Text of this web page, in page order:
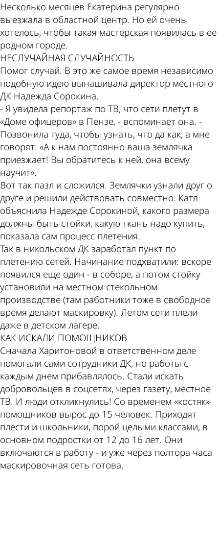
Несколько месяцев Екатерина регулярно
выезжала в областной центр. Но ей очень
хотелось, чтобы такая мастерская появилась в ее
родном городе.
НЕСЛУЧАЙНАЯ СЛУЧАЙНОСТЬ
Помог случай. В это же самое время независимо
подобную идею вынашивала директор местного
ДК Надежда Сорокина.
- Я увидела репортаж по ТВ, что сети плетут в
«Доме офицеров» в Пензе, - вспоминает она. -
Позвонила туда, чтобы узнать, что да как, а мне
говорят: «А к нам постоянно ваша землячка
приезжает! Вы обратитесь к ней, она всему
научит».
Вот так пазл и сложился. Землячки узнали друг о
друге и решили действовать совместно. Катя
объяснила Надежде Сорокиной, какого размера
должны быть стойки, какую ткань надо купить,
показала сам процесс плетения.
Так в никольском ДК заработал пункт по
плетению сетей. Начинание подхватили: вскоре
появился еще один - в соборе, а потом стойку
установили на местном стекольном
производстве (там работники тоже в свободное
время делают маскировку). Летом сети плели
даже в детском лагере.
КАК ИСКАЛИ ПОМОЩНИКОВ
Сначала Харитоновой в ответственном деле
помогали сами сотрудники ДК, но работы с
каждым днем прибавлялось. Стали искать
добровольцев в соцсетях, через газету, местное
ТВ. И люди откликнулись! Со временем «костяк»
помощников вырос до 15 человек. Приходят
плести и школьники, порой целыми классами, в
основном подростки от 12 до 16 лет. Они
включаются в работу - и уже через полтора часа
маскировочная сеть готова.